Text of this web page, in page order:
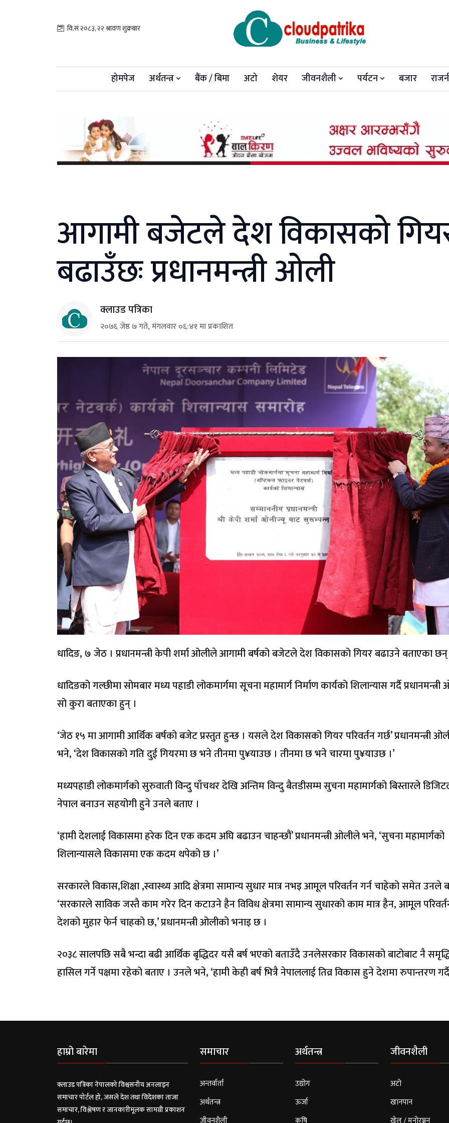
वि.सं २०८३, २२ श्रावण शुक्रबार
होमपेज अर्थतन्त्र बैंक / बिमा अटो शेयर जीवनशैली पर्यटन बजार
आगामी बजेटले देश विकासको
बढाउँछः प्रधानमन्त्री ओली
क्लाउड पत्रिका
२०७६ जेष्ठ ७ गते, मंगलवार ०६:४१ मा प्रकाशित
धादिङ, ७ जेठ । प्रधानमन्त्री केपी शर्मा ओलीले आगामी बर्षको बजेटले देश विकासको गियर बढाउने बताएका छन्
धादिङको गल्छीमा सोमबार मध्य पहाडी लोकमार्गमा सूचना महामार्ग निर्माण कार्यको शिलान्यास गर्दै
सो कुरा बताएका हुन् ।
‘जेठ १५ मा आगामी आर्थिक बर्षको बजेट प्रस्तुत हुन्छ । यसले देश विकासको गियर परिवर्तन गर्छ’ प्रधानमन्त्री
भने, ‘देश विकासको गति दुई गियरमा छ भने तीनमा पु¥याउछ । तीनमा छ भने चारमा पु¥याउछ ।’
मध्यपहाडी लोकमार्गको सुरुवाती विन्दु पाँचथर देखि अन्तिम विन्दु बैतडीसम्म सुचना महामार्गको बिस्तारले
नेपाल बनाउन सहयोगी हुने उनले बताए ।
‘हामी देशलाई विकासमा हरेक दिन एक कदम अघि बढाउन चाहन्छौं’ प्रधानमन्त्री ओलीले भने, ‘सुचना महामार्गको
शिलान्यासले विकासमा एक कदम थपेको छ ।’
सरकारले विकास,शिक्षा ,स्वास्थ्य आदि क्षेत्रमा सामान्य सुधार मात्र नभइ आमूल परिवर्तन गर्न चाहेको समेत उनले
‘सरकारले साविक जस्तै काम गरेर दिन कटाउने हैन विविध क्षेत्रमा सामान्य सुधारको काम मात्र हैन, आमूल
देशको मुहार फेर्न चाहको छ,’ प्रधानमन्त्री ओलीको भनाइ छ ।
२०३८ सालपछि सबै भन्दा बढी आर्थिक बृद्धिदर यसै बर्ष भएको बताउँदै उनलेसरकार विकासको बाटोबाट नै
हासिल गर्ने पक्षमा रहेको बताए । उनले भने, ‘हामी केही बर्ष भित्रै नेपाललाई तिव्र विकास हुने देशमा रुपान्तरण
हाम्रो बारेमा
क्लाउड पत्रिका नेपालको विश्वसनीय अनलाइन
समाचार पोर्टल हो, जसले देश तथा विदेशका ताजा
समाचार, विश्लेषण र जानकारीमूलक सामग्री प्रकाशन
समाचार
अन्तर्वार्ता
अर्थतन्त्र
अर्थतन्त्र
उद्योग
ऊर्जा
जीवनशैली
अटो
खानपान